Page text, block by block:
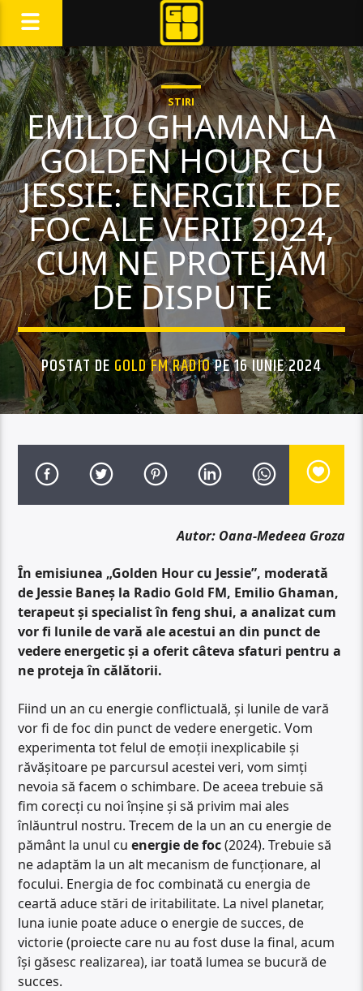
STIRI
EMILIO GHAMAN LA
GOLDEN HOUR CU
JESSIE: ENERGIILE DE
FOC ALE VERII 2024,
CUM NE PROTEJĂM
DE DISPUTE
POSTAT DE GOLD FM RADIOPE 16 IUNIE 2024
Autor: Oana-Medeea Groza
În emisiunea „Golden Hour cu Jessie”, moderată
de Jessie Baneș la Radio Gold FM, Emilio Ghaman,
terapeut și specialist în feng shui, a analizat cum
vor fi lunile de vară ale acestui an din punct de
vedere energetic și a oferit câteva sfaturi pentru a
ne proteja în călătorii.
Fiind un an cu energie conflictuală, și lunile de vară
vor fi de foc din punct de vedere energetic. Vom
experimenta tot felul de emoții inexplicabile și
răvășitoare pe parcursul acestei veri, vom simți
nevoia să facem o schimbare. De aceea trebuie să
fim corecți cu noi înșine și să privim mai ales
înlăuntrul nostru. Trecem de la un an cu energie de
pământ la unul cuenergie de foc(2024). Trebuie să
ne adaptăm la un alt mecanism de funcționare, al
focului. Energia de foc combinată cu energia de
ceartă aduce stări de iritabilitate. La nivel planetar,
luna iunie poate aduce o energie de succes, de
victorie (proiecte care nu au fost duse la final, acum
își găsesc realizarea), iar toată lumea se bucură de
succes.